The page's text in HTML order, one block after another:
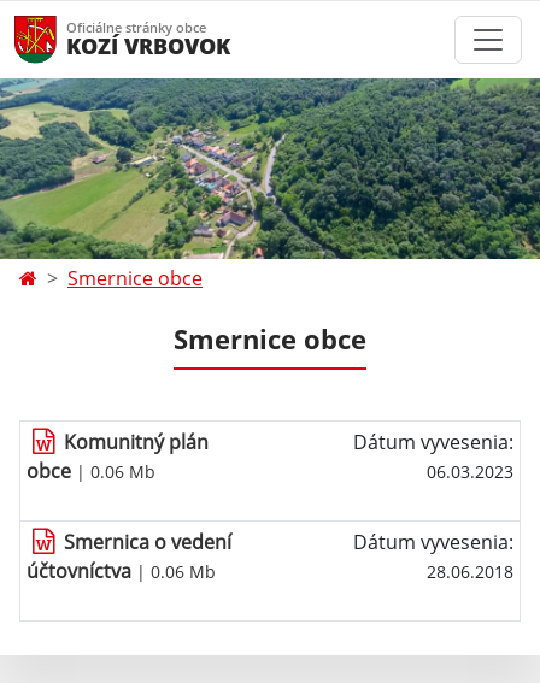
Oficiálne stránky obce
KOZÍ VRBOVOK
Smernice obce
Smernice obce
Komunitný plán
obce | 0.06 Mb
Dátum vyvesenia:
06.03.2023
Smernica o vedení
účtovníctva | 0.06 Mb
Dátum vyvesenia:
28.06.2018